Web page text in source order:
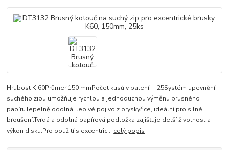
Hrubost K 60Průmer 150 mmPočet kusů v balení 25Systém upevnění
suchého zipu umožňuje rychlou a jednoduchou výměnu brusného
papíruTepelně odolná, lepivé pojivo z pryskyřice, ideální pro silné
broušení.Tvrdá a odolná papírová podložka zajišťuje delší životnost a
výkon disku.Pro použití s excentric... celý popis